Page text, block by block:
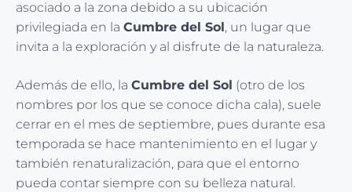
asociado a la zona debido a su ubicación
privilegiada en la Cumbre del Sol , un lugar que
invita a la exploración y al disfrute de la naturaleza.
Además de ello, la Cumbre del Sol (otro de los
nombres por los que se conoce dicha cala), suele
cerrar en el mes de septiembre, pues durante esa
temporada se hace mantenimiento en el lugar y
también renaturalización, para que el entorno
pueda contar siempre con su belleza natural.